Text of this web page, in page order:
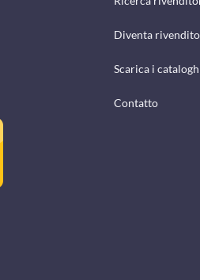
Diventa
Scarica i
Contatto